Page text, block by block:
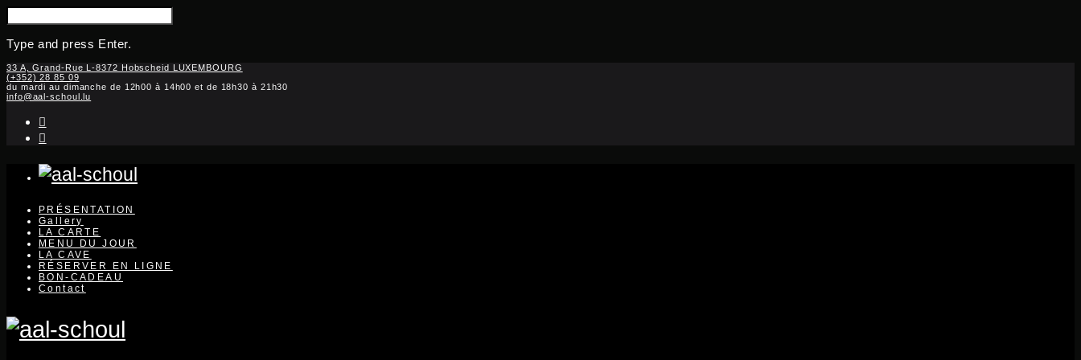
SEARCH
FOR:
Type and press Enter.
Skip
to
content
33 A, Grand-Rue L-8372 Hobscheid LUXEMBOURG
(+352) 28 85 09
du mardi au dimanche de 12h00 à 14h00 et de 18h30 à 21h30
info@aal-schoul.lu
PRÉSENTATION
Gallery
LA CARTE
MENU DU JOUR
LA CAVE
RÉSERVER EN LIGNE
BON-CADEAU
Contact